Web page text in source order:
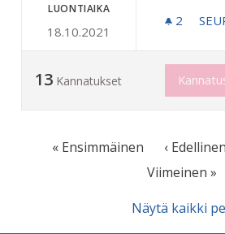
LUONTIAIKA
18.10.2021
2 2
13 Kannatukset
« Ensimmäinen ‹ Edellinen
Viimeinen »
Näytä kaikki